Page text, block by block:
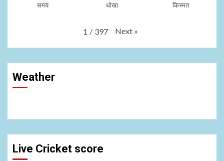
समय धोखा किस्मत
1 / 397 Next »
Weather
Live Cricket score